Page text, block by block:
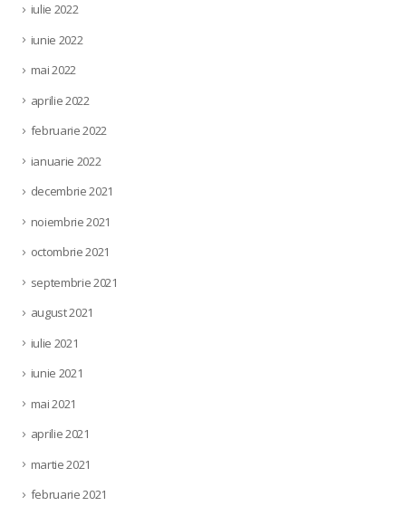
iulie 2022
iunie 2022
mai 2022
aprilie 2022
februarie 2022
ianuarie 2022
decembrie 2021
noiembrie 2021
octombrie 2021
septembrie 2021
august 2021
iulie 2021
iunie 2021
mai 2021
aprilie 2021
martie 2021
februarie 2021